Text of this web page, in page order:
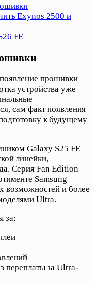
Exynos 2500 и
FE
прошивки
устройства уже
сам факт появления
к будущему
Galaxy S25 FE —
линейки,
Серия Fan Edition
Samsung
возможностей и более
Ultra.
за:
переплаты за Ultra-